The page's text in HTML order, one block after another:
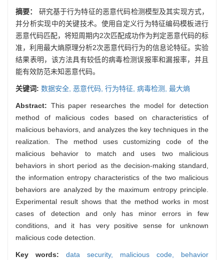
摘要： 研究基于行为特征的恶意代码检测模型及其实现方式，
并分析实现中的关键技术。使用自定义行为特征编码模板进行
恶意代码匹配，将短周期内2次匹配成功作为判定恶意代码的标
准，利用最大熵原理分析2次恶意代码行为的信息论特征。实验
结果表明，该方法具有较低的病毒检测误报率和漏报率，并且
能有效防范未知恶意代码。
关键词: 数据安全, 恶意代码, 行为特征, 病毒检测, 最大熵
Abstract: This paper researches the model for detection
method of malicious codes based on characteristics of
malicious behaviors, and analyzes the key techniques in the
realization. The method uses customizing code of the
malicious behavior to match and uses two malicious
behaviors in short period as the decision-making standard,
the information entropy characteristics of the two malicious
behaviors are analyzed by the maximum entropy principle.
Experimental result shows that the method works in most
cases of detection and only has minor errors in few
conditions, and it has very positive sense for unknown
malicious code detection.
Key words: data security, malicious code, behavior